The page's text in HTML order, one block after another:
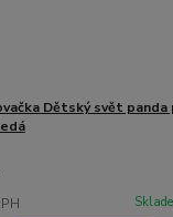
Dětský svět panda